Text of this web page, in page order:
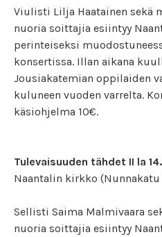
Viulisti Lilja Haatainen sekä
nuoria soittajia esiintyy
perinteiseksi
konsertissa. Illan aikana
Jousiakatemian oppilaiden
kuluneen vuoden varrelta.
käsiohjelma 10€.
Tulevaisuuden tähdet II la
Naantalin kirkko (Nunnakatu
Sellisti Saima Malmivaara
nuoria soittajia esiintyy